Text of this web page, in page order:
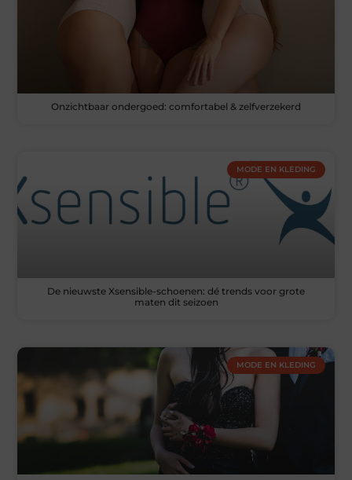
Onzichtbaar ondergoed: comfortabel & zelfverzekerd
MODE EN KLEDING
De nieuwste Xsensible-schoenen: dé trends voor grote
maten dit seizoen
MODE EN KLEDING